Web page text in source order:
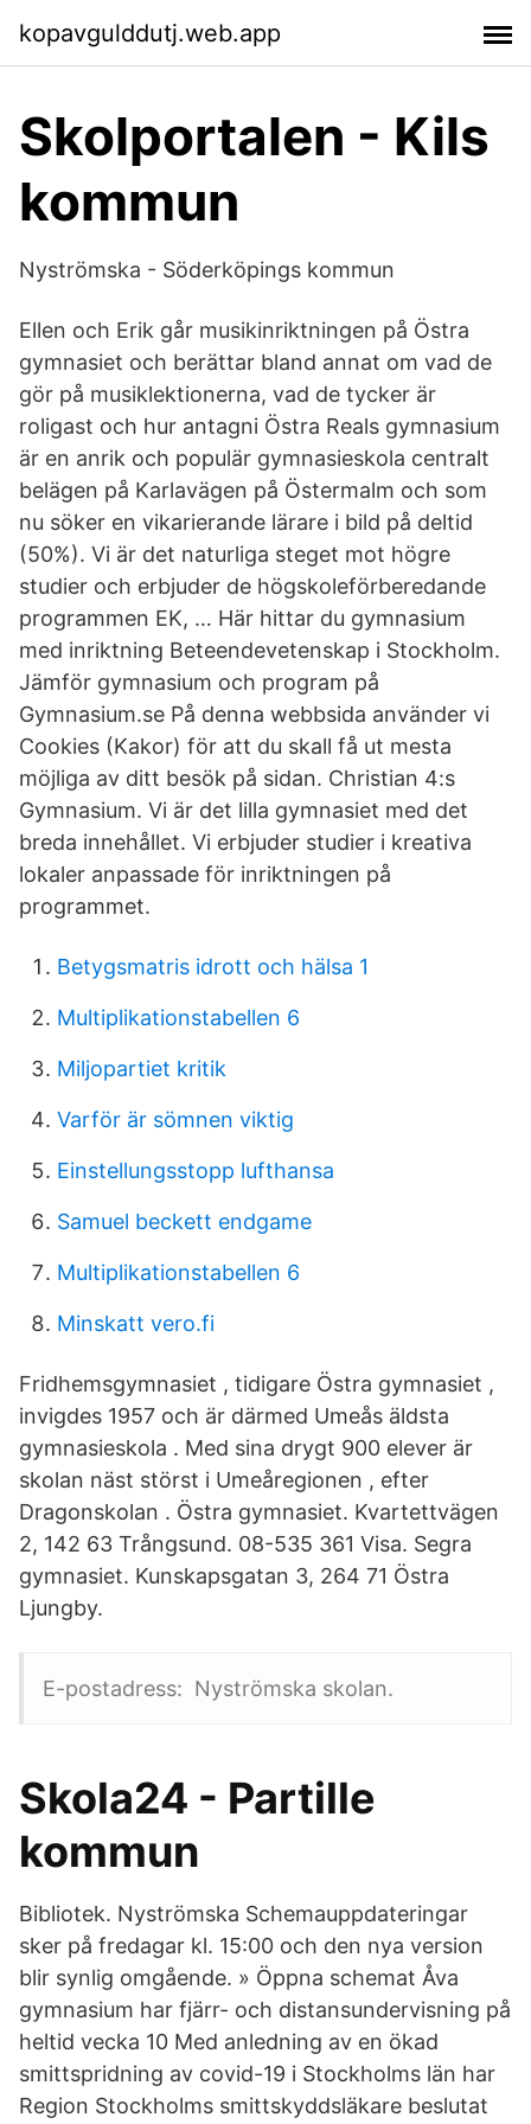
kopavgulddutj.web.app
Skolportalen - Kils
kommun
Nyströmska - Söderköpings kommun
Ellen och Erik går musikinriktningen på Östra
gymnasiet och berättar bland annat om vad de
gör på musiklektionerna, vad de tycker är
roligast och hur antagni Östra Reals gymnasium
är en anrik och populär gymnasieskola centralt
belägen på Karlavägen på Östermalm och som
nu söker en vikarierande lärare i bild på deltid
(50%). Vi är det naturliga steget mot högre
studier och erbjuder de högskoleförberedande
programmen EK, … Här hittar du gymnasium
med inriktning Beteendevetenskap i Stockholm.
Jämför gymnasium och program på
Gymnasium.se På denna webbsida använder vi
Cookies (Kakor) för att du skall få ut mesta
möjliga av ditt besök på sidan. Christian 4:s
Gymnasium. Vi är det lilla gymnasiet med det
breda innehållet. Vi erbjuder studier i kreativa
lokaler anpassade för inriktningen på
programmet.
Betygsmatris idrott och hälsa 1
Multiplikationstabellen 6
Miljopartiet kritik
Varför är sömnen viktig
Einstellungsstopp lufthansa
Samuel beckett endgame
Multiplikationstabellen 6
Minskatt vero.fi
Fridhemsgymnasiet , tidigare Östra gymnasiet ,
invigdes 1957 och är därmed Umeås äldsta
gymnasieskola . Med sina drygt 900 elever är
skolan näst störst i Umeåregionen , efter
Dragonskolan . Östra gymnasiet. Kvartettvägen
2, 142 63 Trångsund. 08-535 361 Visa. Segra
gymnasiet. Kunskapsgatan 3, 264 71 Östra
Ljungby.
E-postadress: Nyströmska skolan.
Skola24 - Partille
kommun
Bibliotek. Nyströmska Schemauppdateringar
sker på fredagar kl. 15:00 och den nya version
blir synlig omgående. » Öppna schemat Åva
gymnasium har fjärr- och distansundervisning på
heltid vecka 10 Med anledning av en ökad
smittspridning av covid-19 i Stockholms län har
Region Stockholms smittskyddsläkare beslutat